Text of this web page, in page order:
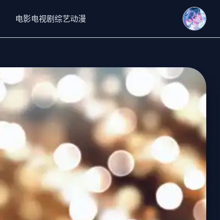
电影电视剧综艺动漫